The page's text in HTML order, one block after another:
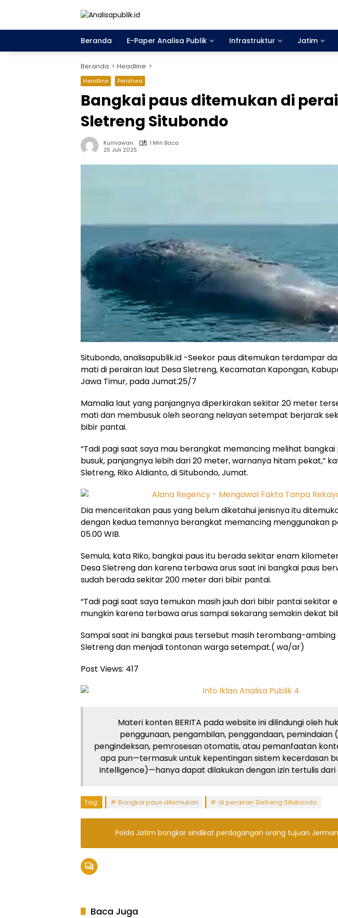
Beranda
E-Paper Analisa Publik Infrastruktur Jatim
Beranda Headline
Headline Peristiwa
Bangkai paus ditemukan di
Sletreng Situbondo
Kurniawan
1 Min Baca
25 Juli 2025
Situbondo, analisapublik.id -Seekor paus ditemukan terdampar
mati di perairan laut Desa Sletreng, Kecamatan Kapongan,
Jawa Timur, pada Jumat.25/7
Mamalia laut yang panjangnya diperkirakan sekitar 20 meter
mati dan membusuk oleh seorang nelayan setempat berjarak
bibir pantai.
“Tadi pagi saat saya mau berangkat memancing melihat bangkai
busuk, panjangnya lebih dari 20 meter, warnanya hitam pekat,”
Sletreng, Riko Aldianto, di Situbondo, Jumat.
Dia menceritakan paus yang belum diketahui jenisnya itu
dengan kedua temannya berangkat memancing menggunakan
05.00 WIB.
Semula, kata Riko, bangkai paus itu berada sekitar enam
Desa Sletreng dan karena terbawa arus saat ini bangkai paus
sudah berada sekitar 200 meter dari bibir pantai.
“Tadi pagi saat saya temukan masih jauh dari bibir pantai sekitar
mungkin karena terbawa arus sampai sekarang semakin dekat
Sampai saat ini bangkai paus tersebut masih terombang-ambing
Sletreng dan menjadi tontonan warga setempat.( wa/ar)
Post Views: 417
Materi konten BERITA pada website ini dilindungi oleh
penggunaan, pengambilan, penggandaan, pemindaian
pengindeksan, pemrosesan otomatis, atau pemanfaatan
apa pun—termasuk untuk kepentingan sistem kecerdasan
Intelligence)—hanya dapat dilakukan dengan izin tertulis dari
Tag: Bangkai paus ditemukan di perairan Sletreng Situbondo
Polda Jatim bongkar sindikat perdagangan orang tujuan Jerman
Baca Juga